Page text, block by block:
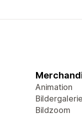
Animation
Bildzoom